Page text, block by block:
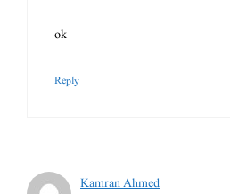
ok
Reply
Kamran Ahmed